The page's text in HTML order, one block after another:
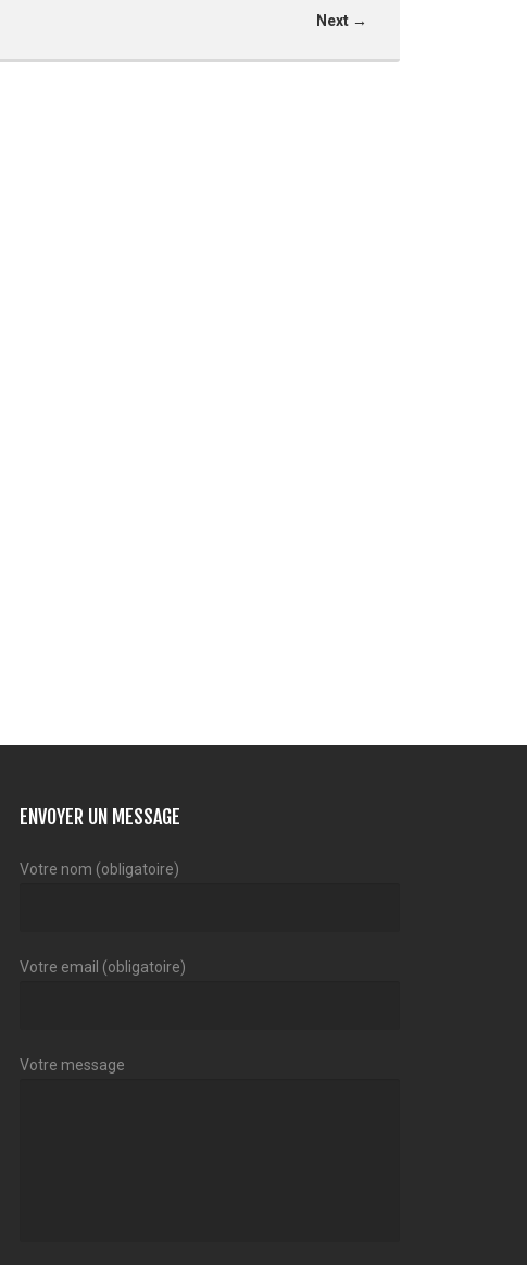
Next →
ENVOYER UN MESSAGE
Votre nom (obligatoire)
Votre email (obligatoire)
Votre message